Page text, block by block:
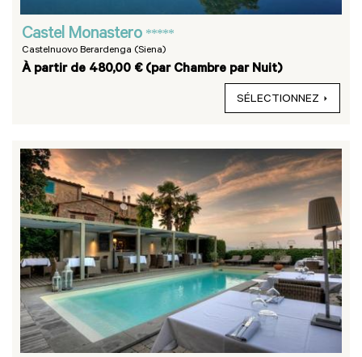
Castel Monastero *****
Castelnuovo Berardenga (Siena)
À partir de 480,00 € (par Chambre par Nuit)
SÉLECTIONNEZ